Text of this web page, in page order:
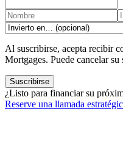
Al suscribirse, acepta recibir
Mortgages. Puede cancelar
Suscribirse
¿Listo para financiar su
Reserve una llamada